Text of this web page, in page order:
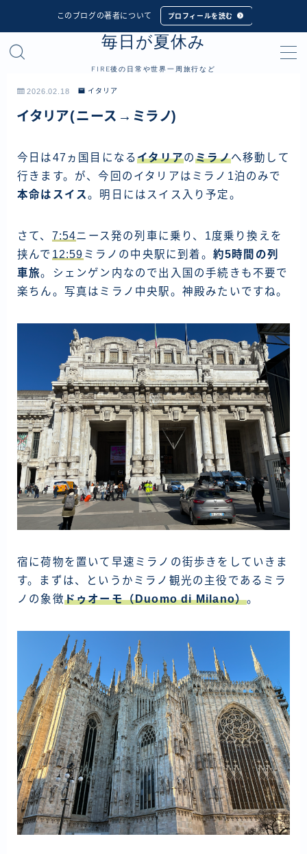
このブログの著者について プロフィールを読む
毎日が夏休み
FIRE後の日常や世界一周旅行など
MENU
プロフィール
フィリピン
インドネシア
タイ
カンボジア
ベトナム
ラオス
バングラディッシュ
ブータン
ネパール
インド
世界一周旅行前～準備～
FIRE後の日常
アニメ
映画
読書
ポートフォリオ
仮想通貨
お問い合わせ
2026.02.18 イタリア
イタリア(ニース→ミラノ)
今日は47ヵ国目になるイタリアのミラノへ移動して
行きます。が、今回のイタリアはミラノ1泊のみで
本命はスイス。明日にはスイス入り予定。
さて、 7:54ニース発の列車に乗り、1度乗り換えを
挟んで 12:59 ミラノの中央駅に到着。 約5時間の列
車旅。シェンゲン内なので出入国の手続きも不要で
楽ちん。写真はミラノ中央駅。神殿みたいですね。
宿に荷物を置いて早速ミラノの街歩きをしていきま
す。まずは、というかミラノ観光の主役であるミラ
ノの象徴ドゥオーモ（Duomo di Milano）。